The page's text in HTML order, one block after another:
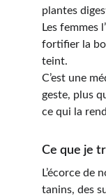
plantes
Les femmes
fortifier la
teint.
C’est une
geste, plus
ce qui la
Ce que je
L’écorce de
tanins, des